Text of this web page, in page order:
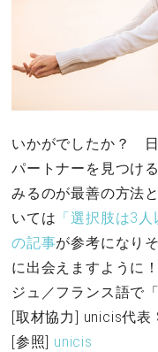
いかがでしたか？
パートナーを見つけ
みるのが最善の方法
いては 「選択肢は3
の記事が参考になり
に出会えますように
ジュ／フランス語で
[取材協力] unicis代
[参照] unicis